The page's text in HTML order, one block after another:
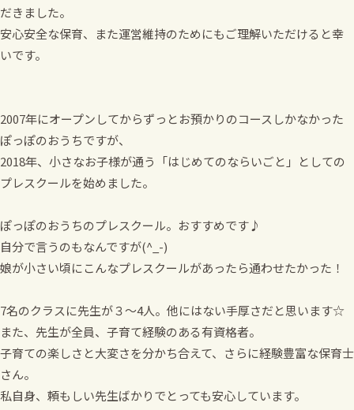
だきました。
安心安全な保育、また運営維持のためにもご理解いただけると幸
いです。
2007年にオープンしてからずっとお預かりのコースしかなかった
ぽっぽのおうちですが、
2018年、小さなお子様が通う「はじめてのならいごと」としての
プレスクールを始めました。
ぽっぽのおうちのプレスクール。おすすめです♪
自分で言うのもなんですが(^_-)
娘が小さい頃にこんなプレスクールがあったら通わせたかった！
7名のクラスに先生が３～4人。他にはない手厚さだと思います☆
また、先生が全員、子育て経験のある有資格者。
子育ての楽しさと大変さを分かち合えて、さらに経験豊富な保育士
さん。
私自身、頼もしい先生ばかりでとっても安心しています。